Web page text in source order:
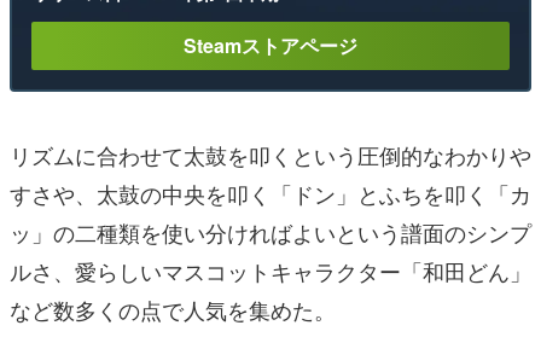
Steamストアページ
リズムに合わせて太鼓を叩くという圧倒的なわかりや
すさや、太鼓の中央を叩く「ドン」とふちを叩く「カ
ッ」の二種類を使い分ければよいという譜面のシンプ
ルさ、愛らしいマスコットキャラクター「和田どん」
など数多くの点で人気を集めた。